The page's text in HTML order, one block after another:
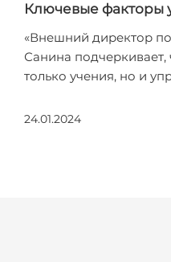
Ключевые факторы
«Внешний директор
Санина подчеркивает,
только учения, но и
24.01.2024